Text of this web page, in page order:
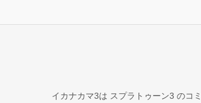
イカナカマ3は スプラトゥーン3 のコ